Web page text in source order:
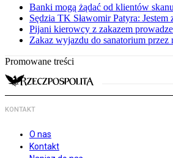
Banki mogą żądać od klientów
Sędzia TK Sławomir Patyra:
Pijani kierowcy z zakazem
Zakaz wyjazdu do sanatorium
Promowane treści
KONTAKT
O nas
Kontakt